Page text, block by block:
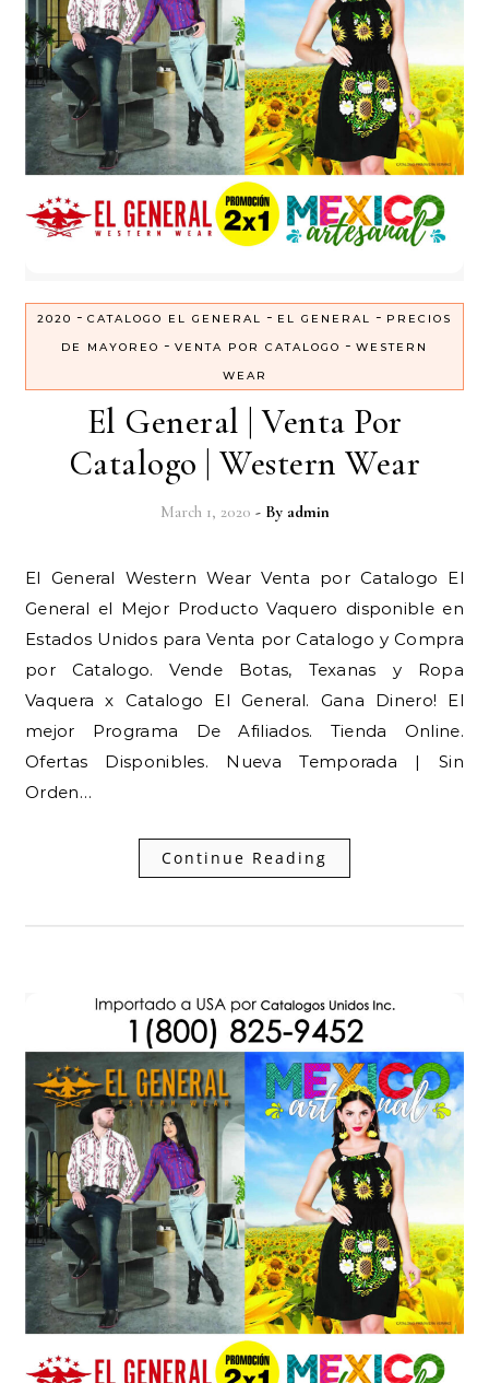
2020 - CATALOGO EL GENERAL - EL GENERAL - PRECIOS
DE MAYOREO - VENTA POR CATALOGO - WESTERN
WEAR
El General | Venta Por
Catalogo | Western Wear
March 1, 2020 - By admin
El General Western Wear Venta por Catalogo El
General el Mejor Producto Vaquero disponible en
Estados Unidos para Venta por Catalogo y Compra
por Catalogo. Vende Botas, Texanas y Ropa
Vaquera x Catalogo El General. Gana Dinero! El
mejor Programa De Afiliados. Tienda Online.
Ofertas Disponibles. Nueva Temporada | Sin
Orden…
Continue Reading